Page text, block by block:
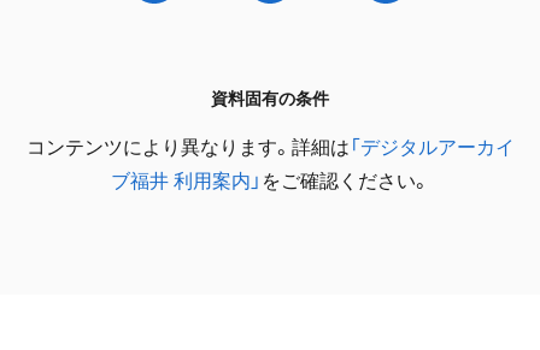
資料固有の条件
コンテンツにより異なります。詳細は 「デジタルアーカイ
ブ福井 利用案内」 をご確認ください。